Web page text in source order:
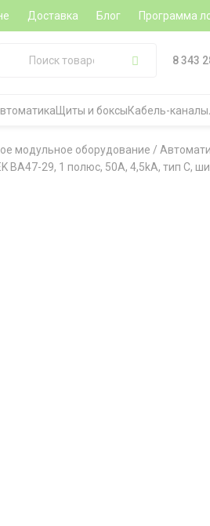
Доставка Блог Программа
8 343
Щиты и боксыКабель-каналы
модульное оборудование /
ВА47-29, 1 полюс, 50A, 4,5kA, тип C,